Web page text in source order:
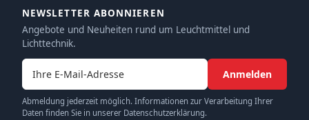
NEWSLETTER ABONNIEREN
Angebote und Neuheiten rund um Leuchtmittel und
Lichttechnik.
E-Mail-Adresse
Anmelden
Abmeldung jederzeit möglich. Informationen zur Verarbeitung Ihrer
Daten finden Sie in unserer Datenschutzerklärung.